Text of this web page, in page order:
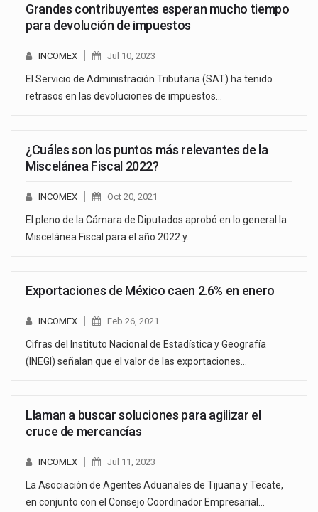
Grandes contribuyentes esperan mucho tiempo
para devolución de impuestos
INCOMEX Jul 10, 2023
El Servicio de Administración Tributaria (SAT) ha tenido
retrasos en las devoluciones de impuestos…
¿Cuáles son los puntos más relevantes de la
Miscelánea Fiscal 2022?
INCOMEX Oct 20, 2021
El pleno de la Cámara de Diputados aprobó en lo general la
Miscelánea Fiscal para el año 2022 y…
Exportaciones de México caen 2.6% en enero
INCOMEX Feb 26, 2021
Cifras del Instituto Nacional de Estadística y Geografía
(INEGI) señalan que el valor de las exportaciones…
Llaman a buscar soluciones para agilizar el
cruce de mercancías
INCOMEX Jul 11, 2023
La Asociación de Agentes Aduanales de Tijuana y Tecate,
en conjunto con el Consejo Coordinador Empresarial…